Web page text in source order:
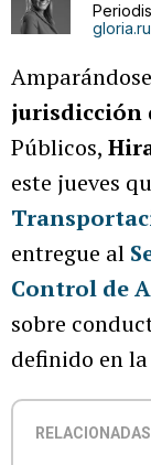
jurisdicción
Públicos,
este jueves
entregue al
Control de
sobre
definido en
RELACIONADAS